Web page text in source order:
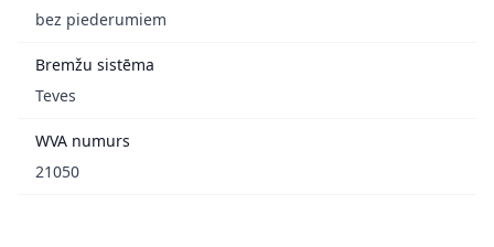
bez piederumiem
Bremžu sistēma
Teves
WVA numurs
21050